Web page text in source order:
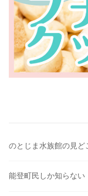
のとじま水族館の見
能登町民しか知らない